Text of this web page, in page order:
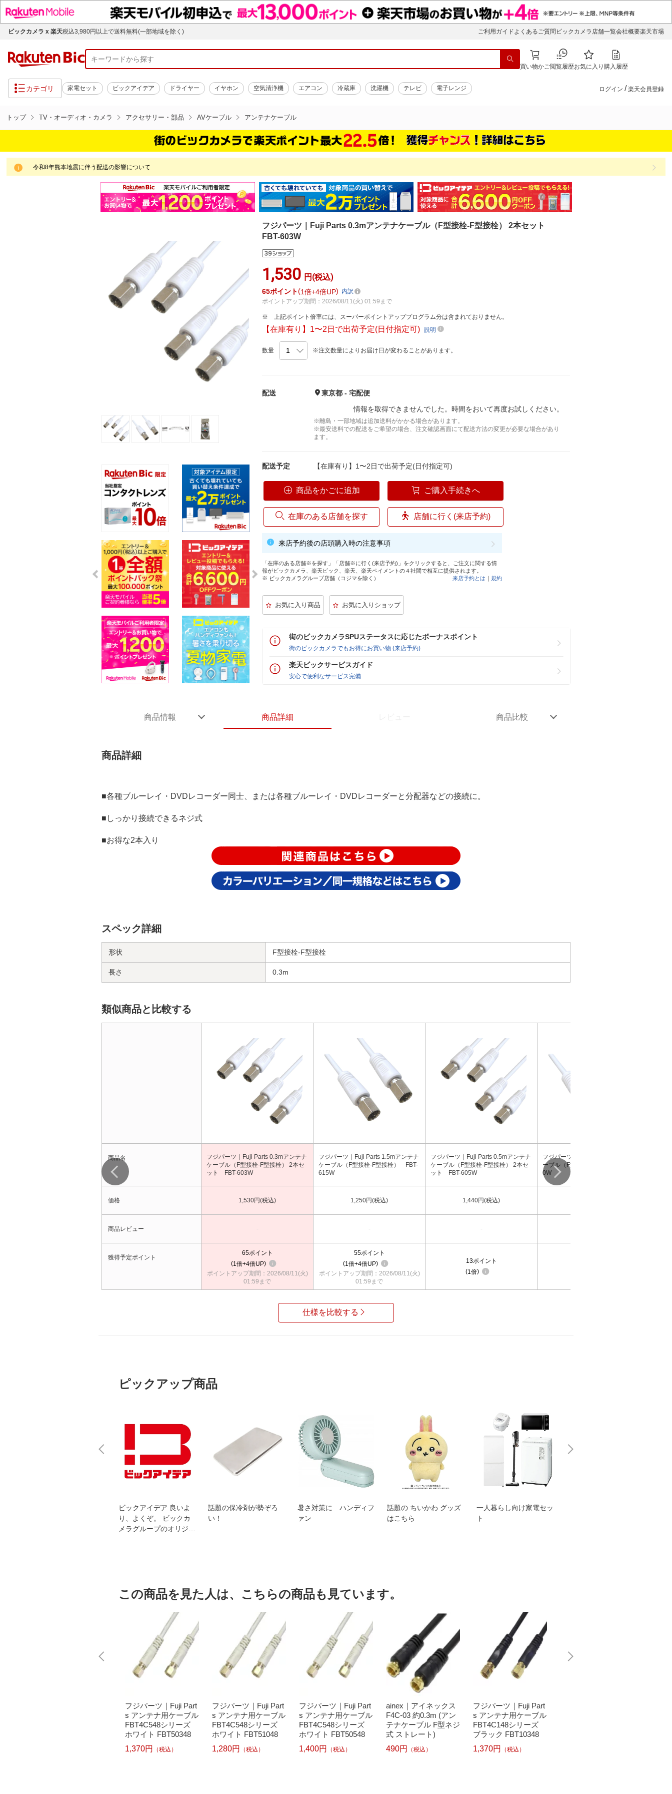
ビックカメラ x 楽天税込3,980円以上で送料無料(一部地域を除く) ご利用ガイド よくあるご質問 ビックカメラ店舗一覧会社概要楽天市場
買い物かご閲覧履歴お気に入り 購入履歴
カテゴリ 家電セット ビックアイデア ドライヤー イヤホン 空気清浄機 エアコン 冷蔵庫 洗濯機 テレビ 電子レンジ ログイン / 楽天会員登録
トップ TV・オーディオ・カメラ アクセサリー・部品 AVケーブル アンテナケーブル
令和8年熊本地震に伴う配送の影響について
フジパーツ｜Fuji Parts 0.3mアンテナケーブル（F型接栓-F型接栓） 2本セット
FBT-603W
1,530 円(税込)
65ポイント 1倍 4倍UP
内訳
ポイントアップ期間：2026/08/11(火) 01:59まで
上記ポイント倍率には、スーパーポイントアッププログラム分は含まれておりません。
【在庫有り】1〜2日で出荷予定(日付指定可)説明
数量 ※注文数量によりお届け日が変わることがあります。
配送
東京都 - 宅配便
情報を取得できませんでした。時間をおいて再度お試しください。
※離島・一部地域は追加送料がかかる場合があります。
※最安送料での配送をご希望の場合、注文確認画面にて配送方法の変更が必要な場合があり
ます。
配送予定 【在庫有り】1〜2日で出荷予定(日付指定可)
商品をかごに追加 ご購入手続きへ
在庫のある店舗を探す 店舗に行く(来店予約)
来店予約後の店頭購入時の注意事項
「在庫のある店舗※を探す」「店舗※に行く(来店予約)」をクリックすると、ご注文に関する情
報がビックカメラ、楽天ビック、楽天、楽天ペイメントの４社間で相互に提供されます。
※ ビックカメラグループ店舗（コジマを除く）
来店予約とは ｜規約
街のビックカメラSPUステータスに応じたボーナスポイント
街のビックカメラでもお得にお買い物 (来店予約)
楽天ビックサービスガイド
安心で便利なサービス完備
商品情報 商品詳細 商品比較
商品詳細
■各種ブルーレイ・DVDレコーダー同士、または各種ブルーレイ・DVDレコーダーと分配器などの接続に。
■しっかり接続できるネジ式
■お得な2本入り
スペック詳細
形状 F型接栓-F型接栓
長さ 0.3m
類似商品と比較する
商品名
フジパーツ｜Fuji Parts 0.3mアンテナ
ケーブル（F型接栓-F型接栓） 2本セ
ット FBT-603W
フジパーツ｜Fuji Parts 1.5mアンテナ
ケーブル（F型接栓-F型接栓） FBT-
615W
フジパーツ｜Fuji Parts 0.5mアンテナ
ケーブル（F型接栓-F型接栓） 2本セ
ット FBT-605W
フジパーツ｜Fuji Parts 2mアンテナケ
ーブル（F型接栓-F型接栓） FBT-62
0W
価格 1,530円(税込) 1,250円(税込) 1,440円(税込)
商品レビュー - - -
獲得予定ポイント
65ポイント
1倍 4倍UP
ポイントアップ期間：2026/08/11(火)
01:59まで
55ポイント
1倍 4倍UP
ポイントアップ期間：2026/08/11(火)
01:59まで
13ポイント
1倍
仕様を比較する
ピックアップ商品
ビックアイデア 良いよ
り、よくぞ。 ビックカ
メラグループのオリジナ
話題の保冷剤が勢ぞろ
い！
暑さ対策に ハンディフ
ァン
話題の ちいかわ グッズ
はこちら
一人暮らし向け家電セッ
ト
この商品を見た人は、こちらの商品も見ています。
フジパーツ｜Fuji Part
s アンテナ用ケーブル
FBT4C548シリーズ
ホワイト FBT50348
1,370円
（税込）
フジパーツ｜Fuji Part
s アンテナ用ケーブル
FBT4C548シリーズ
ホワイト FBT51048
1,280円
（税込）
フジパーツ｜Fuji Part
s アンテナ用ケーブル
FBT4C548シリーズ
ホワイト FBT50548
1,400円
（税込）
ainex｜アイネックス
F4C-03 約0.3m (アン
テナケーブル F型ネジ
式 ストレート)
490円
（税込）
フジパーツ｜Fuji Part
s アンテナ用ケーブル
FBT4C148シリーズ
ブラック FBT10348
1,370円
（税込）